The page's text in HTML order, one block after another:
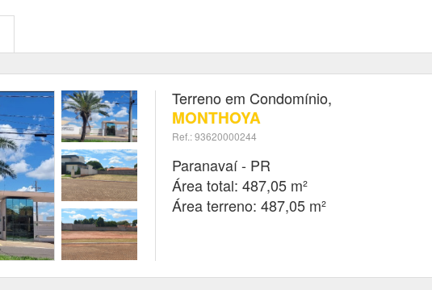
Terreno em Condomínio,
MONTHOYA
Ref.: 93620000244
Paranavaí - PR
Área total: 487,05 m²
Área terreno: 487,05 m²